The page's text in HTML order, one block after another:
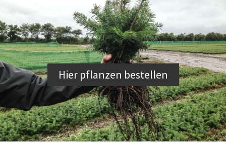
Hier pflanzen bestellen